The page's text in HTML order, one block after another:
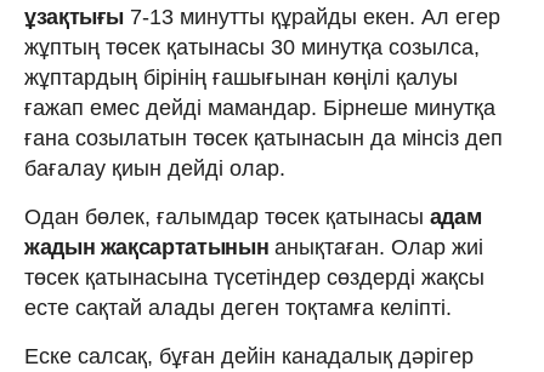
ұзақтығы 7-13 минутты құрайды екен. Ал егер
жұптың төсек қатынасы 30 минутқа созылса,
жұптардың бірінің ғашығынан көңілі қалуы
ғажап емес дейді мамандар. Бірнеше минутқа
ғана созылатын төсек қатынасын да мінсіз деп
бағалау қиын дейді олар.
Одан бөлек, ғалымдар төсек қатынасы адам
жадын жақсартатынын анықтаған. Олар жиі
төсек қатынасына түсетіндер сөздерді жақсы
есте сақтай алады деген тоқтамға келіпті.
Еске салсақ, бұған дейін канадалық дәрігер